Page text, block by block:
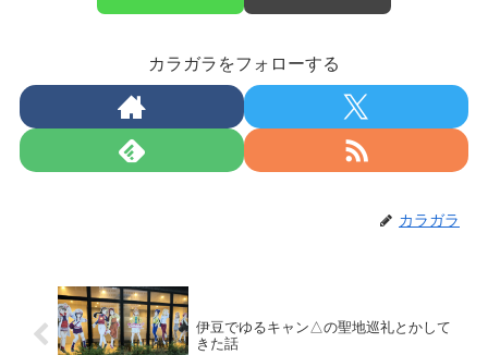
カラガラをフォローする
カラガラ
伊豆でゆるキャン△の聖地巡礼とかして
きた話